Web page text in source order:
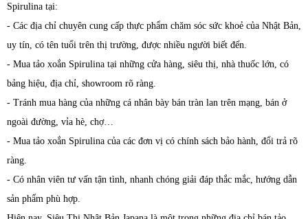
Spirulina tại:
- Các địa chỉ chuyên cung cấp thực phẩm chăm sóc sức khoẻ của Nhật Bản,
uy tín, có tên tuổi trên thị trường, được nhiều người biết đến.
- Mua tảo xoắn Spirulina tại những cửa hàng, siêu thị, nhà thuốc lớn, có
bảng hiệu, địa chỉ, showroom rõ ràng.
- Tránh mua hàng của những cá nhân bày bán tràn lan trên mạng, bán ở
ngoài đường, vỉa hè, chợ…
- Mua tảo xoắn Spirulina của các đơn vị có chính sách bảo hành, đổi trả rõ
ràng.
- Có nhân viên tư vấn tận tình, nhanh chóng giải đáp thắc mắc, hướng dẫn
sản phẩm phù hợp.